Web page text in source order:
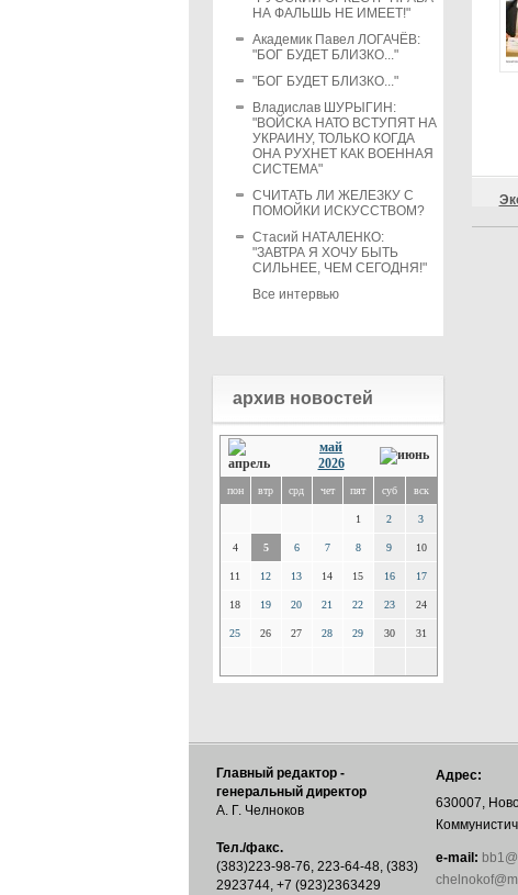
НА ФАЛЬШЬ НЕ ИМЕЕТ!"
Академик Павел ЛОГАЧЁВ:
"БОГ БУДЕТ БЛИЗКО..."
"БОГ БУДЕТ БЛИЗКО..."
Владислав ШУРЫГИН:
"ВОЙСКА НАТО ВСТУПЯТ НА
УКРАИНУ, ТОЛЬКО КОГДА
ОНА РУХНЕТ КАК ВОЕННАЯ
СИСТЕМА"
СЧИТАТЬ ЛИ ЖЕЛЕЗКУ С
ПОМОЙКИ ИСКУССТВОМ?
Стасий НАТАЛЕНКО:
"ЗАВТРА Я ХОЧУ БЫТЬ
СИЛЬНЕЕ, ЧЕМ СЕГОДНЯ!"
Все интервью
архив новостей
май
2026
пон втр срд чет пят суб вск
1 2 3
4 5 6 7 8 9 10
11 12 13 14 15 16 17
18 19 20 21 22 23 24
25 26 27 28 29 30 31
Главный редактор -
генеральный директор
А. Г. Челноков
Тел./факс.
(383)223-98-76, 223-64-48, (383)
2923744, +7 (923)2363429
Адрес:
630007,
е-mail: